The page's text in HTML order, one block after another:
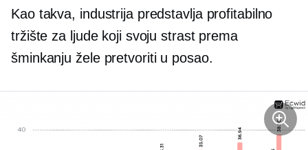
Kao takva, industrija predstavlja profitabilno
tržište za ljude koji svoju strast prema
šminkanju žele pretvoriti u posao.